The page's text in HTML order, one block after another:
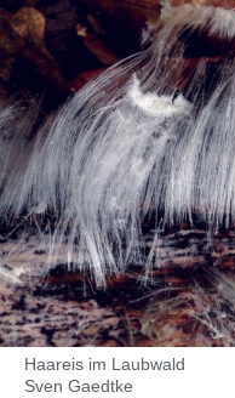
Haareis im Laubwald
Sven Gaedtke